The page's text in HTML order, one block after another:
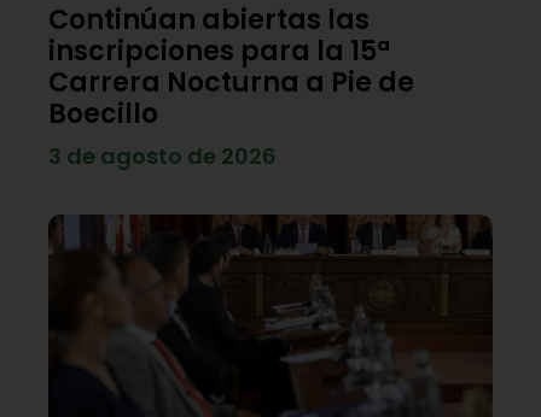
Continúan abiertas las
inscripciones para la 15ª
Carrera Nocturna a Pie de
Boecillo
3 de agosto de 2026